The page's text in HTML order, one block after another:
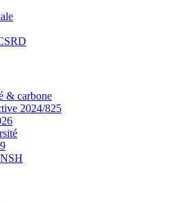
& carbone
2024/825